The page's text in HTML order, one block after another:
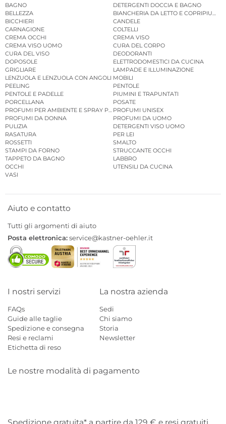
BAGNO
DETERGENTI DOCCIA E BAGNO
BELLEZZA
BIANCHERIA DA LETTO E COPRIPIUMINI
BICCHIERI
CANDELE
CARNAGIONE
COLTELLI
CREMA OCCHI
CREMA VISO
CREMA VISO UOMO
CURA DEL CORPO
CURA DEL VISO
DEODORANTI
DOPOSOLE
ELETTRODOMESTICI DA CUCINA
GRIGLIARE
LAMPADE E ILLUMINAZIONE
LENZUOLA E LENZUOLA CON ANGOLI MOBILI
PEELING
PENTOLE
PENTOLE E PADELLE
PIUMINI E TRAPUNTATI
PORCELLANA
POSATE
PROFUMI PER AMBIENTE E SPRAY PER AMBIENTE
PROFUMI UNISEX
PROFUMI DA DONNA
PROFUMI DA UOMO
PULIZIA
DETERGENTI VISO UOMO
RASATURA
PER LEI
ROSSETTI
SMALTO
STAMPI DA FORNO
STRUCCANTE OCCHI
TAPPETO DA BAGNO
LABBRO
OCCHI
UTENSILI DA CUCINA
VASI
Aiuto e contatto
Tutti gli argomenti di aiuto
Posta elettronica:service@kastner-oehler.it
I nostri servizi
FAQs
Guide alle taglie
Spedizione e consegna
Resi e reclami
Etichetta di reso
La nostra azienda
Sedi
Chi siamo
Storia
Newsletter
Le nostre modalità di pagamento